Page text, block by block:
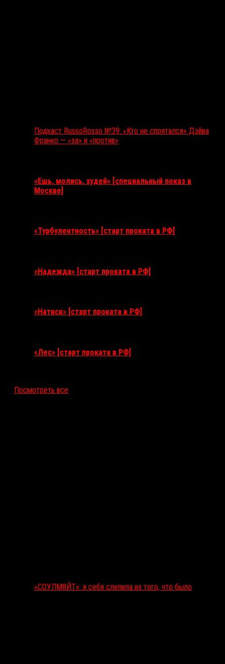
Подкаст RussoRosso №39: «Кто не спрятался» Дэйва
Франко — «за» и «против»
«Ешь, молись, худей» [специальный показ в
Москве]
«Турбулентность» [старт проката в РФ]
«Надежда» [старт проката в РФ]
«Натиск» [старт проката в РФ]
«Лес» [старт проката в РФ]
Посмотреть все
«СОУЛМ8ЙТ»: я себя слепила из того, что было